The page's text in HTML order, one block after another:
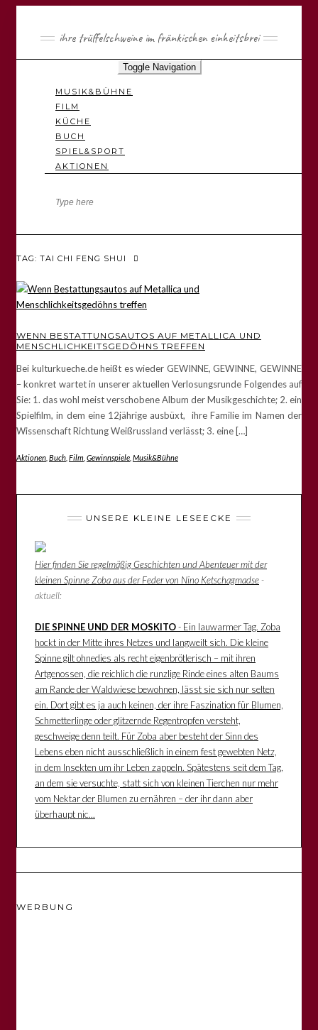
ihre trüffelschweine im fränkischen einheitsbrei
Toggle Navigation
MUSIK&BÜHNE
FILM
KÜCHE
BUCH
SPIEL&SPORT
AKTIONEN
TAG: TAI CHI FENG SHUI
WENN BESTATTUNGSAUTOS AUF METALLICA UND
MENSCHLICHKEITSGEDÖHNS TREFFEN
Bei kulturkueche.de heißt es wieder GEWINNE, GEWINNE, GEWINNE
– konkret wartet in unserer aktuellen Verlosungsrunde Folgendes auf
Sie: 1. das wohl meist verschobene Album der Musikgeschichte; 2. ein
Spielfilm, in dem eine 12jährige ausbüxt, ihre Familie im Namen der
Wissenschaft Richtung Weißrussland verlässt; 3. eine […]
Aktionen Buch Film Gewinnspiele Musik&Bühne
UNSERE KLEINE LESEECKE
Hier finden Sie regelmäßig Geschichten und Abenteuer mit der
kleinen Spinne Zoba aus der Feder von Nino Ketschagmadse-
aktuell:
DIE SPINNE UND DER MOSKITO- Ein lauwarmer Tag. Zoba
hockt in der Mitte ihres Netzes und langweilt sich. Die kleine
Spinne gilt ohnedies als recht eigenbrötlerisch – mit ihren
Artgenossen, die reichlich die runzlige Rinde eines alten Baums
am Rande der Waldwiese bewohnen, lässt sie sich nur selten
ein. Dort gibt es ja auch keinen, der ihre Faszination für Blumen,
Schmetterlinge oder glitzernde Regentropfen versteht,
geschweige denn teilt. Für Zoba aber besteht der Sinn des
Lebens eben nicht ausschließlich in einem fest gewebten Netz,
in dem Insekten um ihr Leben zappeln. Spätestens seit dem Tag,
an dem sie versuchte, statt sich von kleinen Tierchen nur mehr
vom Nektar der Blumen zu ernähren – der ihr dann aber
überhaupt nic...
WERBUNG